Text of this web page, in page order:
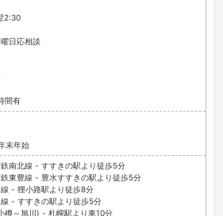
2:30
日応相談
間有
末年始
南北線 - すすきの駅より徒歩5分
東豊線 - 豊水すすきの駅より徒歩5分
- 狸小路駅より徒歩8分
- すすきの駅より徒歩5分
樽～旭川) - 札幌駅より車10分